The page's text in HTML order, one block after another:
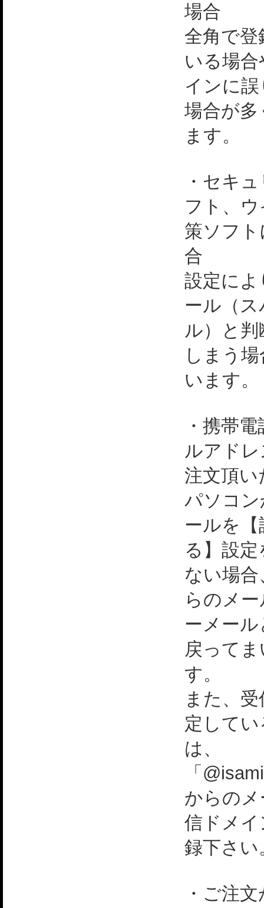
場合
全角で
いる場
インに
場合が
ます。
・セキ
フト、
策ソフ
合
設定に
ール（
ル）と
しまう
います。
・携帯
ルアド
注文頂い
パソコ
ールを【
る】設
ない場
らのメ
ーメー
戻って
す。
また、
定して
は、
「
からの
信ドメ
録下さい
・ご注